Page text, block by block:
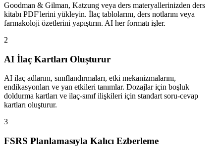
Goodman & Gilman, Katzung veya ders materyallerinizden ders
kitabı PDF'lerini yükleyin. İlaç tablolarını, ders notlarını veya
farmakoloji özetlerini yapıştırın. AI her formatı işler.
2
AI İlaç Kartları Oluşturur
AI ilaç adlarını, sınıflandırmaları, etki mekanizmalarını,
endikasyonları ve yan etkileri tanımlar. Dozajlar için boşluk
doldurma kartları ve ilaç-sınıf ilişkileri için standart soru-cevap
kartları oluşturur.
3
FSRS Planlamasıyla Kalıcı Ezberleme